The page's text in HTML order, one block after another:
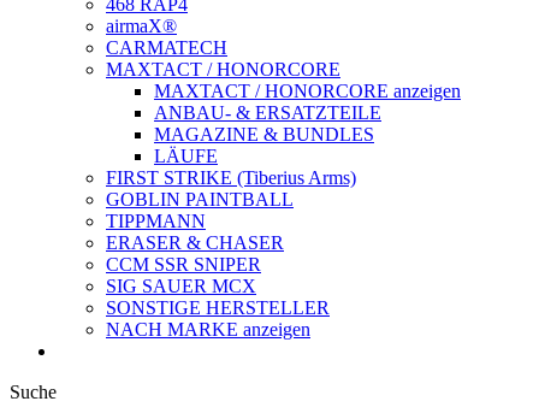
468 RAP4
airmaX®
CARMATECH
MAXTACT / HONORCORE
MAXTACT / HONORCORE anzeigen
ANBAU- & ERSATZTEILE
MAGAZINE & BUNDLES
LÄUFE
FIRST STRIKE (Tiberius Arms)
GOBLIN PAINTBALL
TIPPMANN
ERASER & CHASER
CCM SSR SNIPER
SIG SAUER MCX
SONSTIGE HERSTELLER
NACH MARKE anzeigen
Suche